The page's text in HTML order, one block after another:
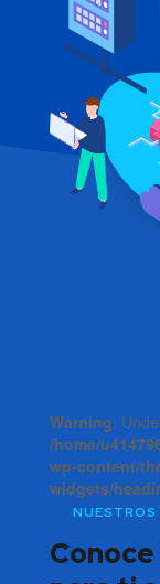
Warning:
/home/
wp-content/
widgets/
NUESTROS